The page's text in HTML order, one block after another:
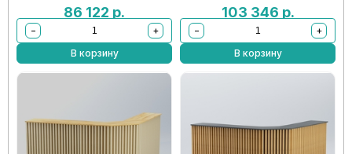
86 122 р.
−
+
В корзину
103 346 р.
−
+
В корзину